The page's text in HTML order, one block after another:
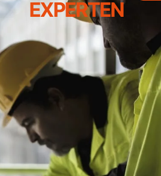
EXPERTEN